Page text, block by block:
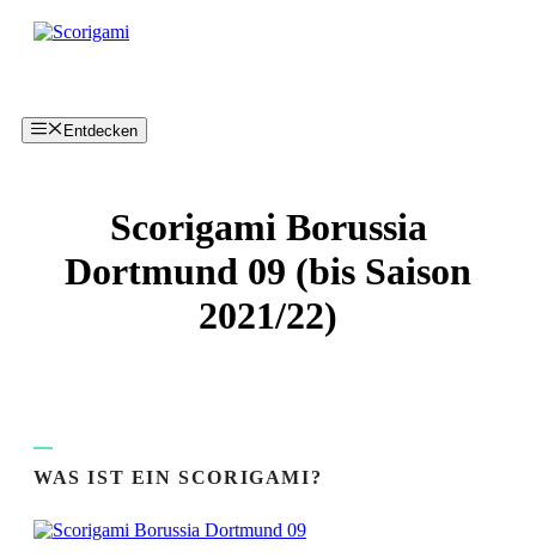
Zum
Inhalt
Entdecken
Scorigami Borussia
Dortmund 09 (bis Saison
2021/22)
WAS IST EIN SCORIGAMI?